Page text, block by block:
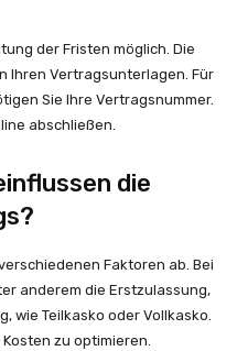
der Fristen möglich. Die
Ihren Vertragsunterlagen. Für
Sie Ihre Vertragsnummer.
abschließen.
die
Faktoren ab. Bei
anderem die Erstzulassung,
wie Teilkasko oder Vollkasko.
zu optimieren.